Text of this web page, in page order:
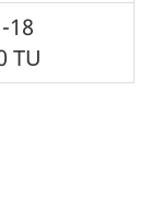
18
TU